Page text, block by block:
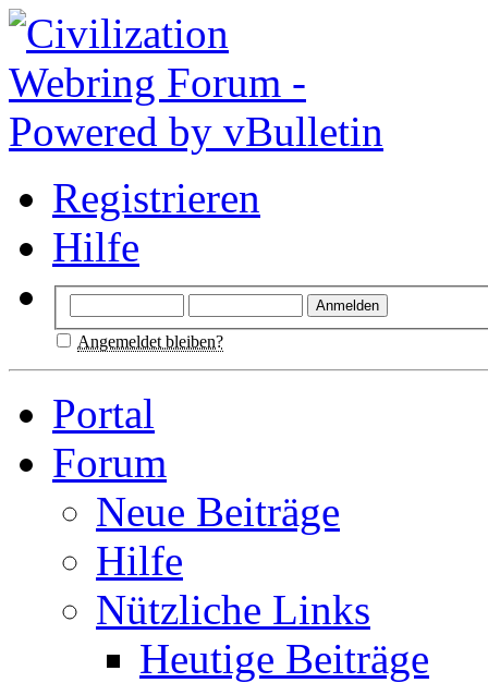
Registrieren
Hilfe
Angemeldet bleiben?
Portal
Forum
Neue Beiträge
Hilfe
Nützliche Links
Heutige Beiträge